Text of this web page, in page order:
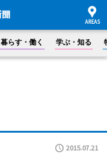
暮らす・働く 学ぶ・知る
2015.07.21